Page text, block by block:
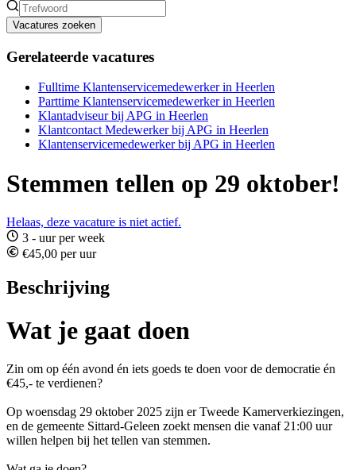
Vacatures zoeken
Gerelateerde vacatures
Fulltime Klantenservicemedewerker in Heerlen
Parttime Klantenservicemedewerker in Heerlen
Klantadviseur bij APG in Heerlen
Klantcontact Medewerker bij APG in Heerlen
Klantenservicemedewerker bij APG in Heerlen
Stemmen tellen op 29 oktober!
Helaas, deze vacature is niet actief.
3 - uur per week
€45,00 per uur
Beschrijving
Wat je gaat doen
Zin om op één avond én iets goeds te doen voor de democratie én
€45,- te verdienen?
Op woensdag 29 oktober 2025 zijn er Tweede Kamerverkiezingen,
en de gemeente Sittard-Geleen zoekt mensen die vanaf 21:00 uur
willen helpen bij het tellen van stemmen.